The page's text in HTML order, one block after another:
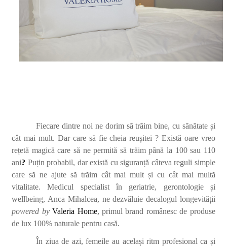
Fiecare dintre noi ne dorim să trăim bine, cu sănătate și
cât mai mult. Dar care să fie cheia reușitei ? Există oare vreo
rețetă magică care să ne permită să trăim până la 100 sau 110
ani? Puțin probabil, dar există cu siguranță câteva reguli simple
care să ne ajute să trăim cât mai mult și cu cât mai multă
vitalitate. Medicul specialist în geriatrie, gerontologie și
wellbeing, Anca Mihalcea, ne dezvăluie decalogul longevității
powered by Valeria Home, primul brand românesc de produse
de lux 100% naturale pentru casă.
În ziua de azi, femeile au același ritm profesional ca și